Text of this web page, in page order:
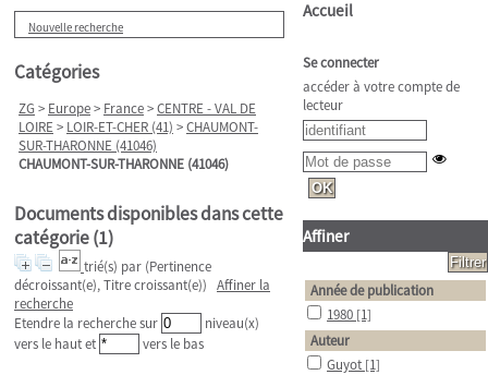
Nouvelle recherche
Catégories
ZG > Europe> France>CENTRE - VAL DE
LOIRE> LOIR-ET-CHER (41) >CHAUMONT-
SUR-THARONNE (41046)
CHAUMONT-SUR-THARONNE (41046)
Documents disponibles dans cette
catégorie (1)
trié(s) par (Pertinence
décroissant(e), Titre croissant(e)) Affiner la
recherche
Etendre la recherche sur
niveau(x)
vers le haut et
vers le bas
Accueil
Se connecter
accéder à votre compte de
lecteur
Affiner
Année de publication
1980 [1]
Auteur
Guyot [1]